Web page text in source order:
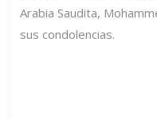
Arabia Saudita,
sus condolencias.